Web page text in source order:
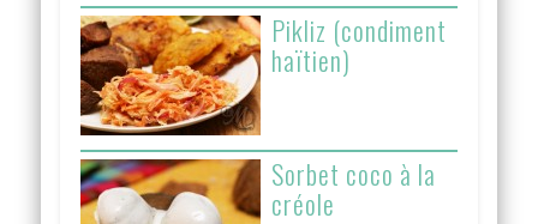
Pikliz (condiment
haïtien)
Sorbet coco à la
créole